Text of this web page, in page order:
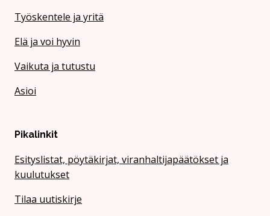
Työskentele ja yritä
Elä ja voi hyvin
Vaikuta ja tutustu
Asioi
Pikalinkit
Esityslistat, pöytäkirjat, viranhaltijapäätökset ja
kuulutukset
Tilaa uutiskirje